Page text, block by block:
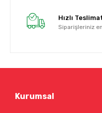
Hızlı
Siparişleriniz
Kurumsal